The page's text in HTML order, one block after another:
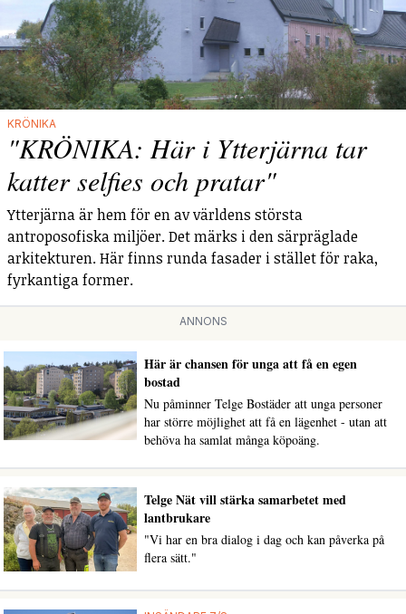
KRÖNIKA
"KRÖNIKA: Här i Ytterjärna tar
katter selfies och pratar"
Ytterjärna är hem för en av världens största
antroposofiska miljöer. Det märks i den särpräglade
arkitekturen. Här finns runda fasader i stället för raka,
fyrkantiga former.
ANNONS
Här är chansen för unga att få en egen
bostad
Nu påminner Telge Bostäder att unga personer
har större möjlighet att få en lägenhet - utan att
behöva ha samlat många köpoäng.
Telge Nät vill stärka samarbetet med
lantbrukare
"Vi har en bra dialog i dag och kan påverka på
flera sätt."